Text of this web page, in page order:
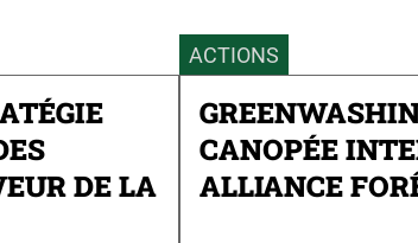
DE LA
ACTIONS
CANOPÉE
ALLIANCE